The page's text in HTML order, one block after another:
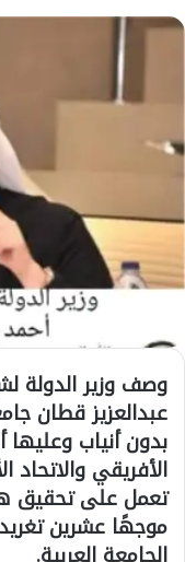
وصف وزير الدولة
عبدالعزيز قطان
بدون أنياب
الأفريقي
تعمل على تحقيق
موجهًا عشرين